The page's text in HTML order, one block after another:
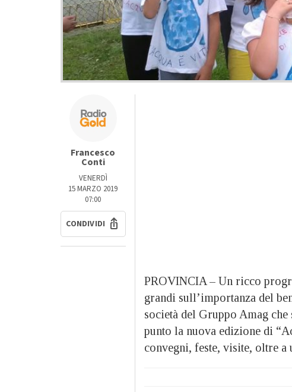
Francesco
Conti
VENERDÌ
15 MARZO 2019
07:00
CONDIVIDI
PROVINCIA – Un ricco
grandi sull’importanza del
società del Gruppo Amag
punto la nuova edizione di
convegni, feste, visite, oltre